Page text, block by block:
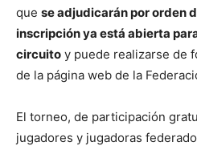
que se adjudicarán por orden
inscripción ya está abierta
circuito y puede realizarse de
de la página web de la
El torneo, de participación
jugadores y jugadoras